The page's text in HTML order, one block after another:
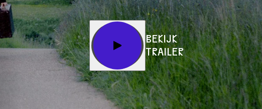
BEKIJK
TRAILER